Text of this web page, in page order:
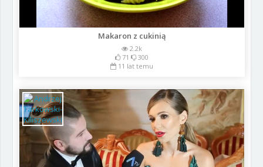
Makaron z cukinią
2.2k
71
300
11 lat temu